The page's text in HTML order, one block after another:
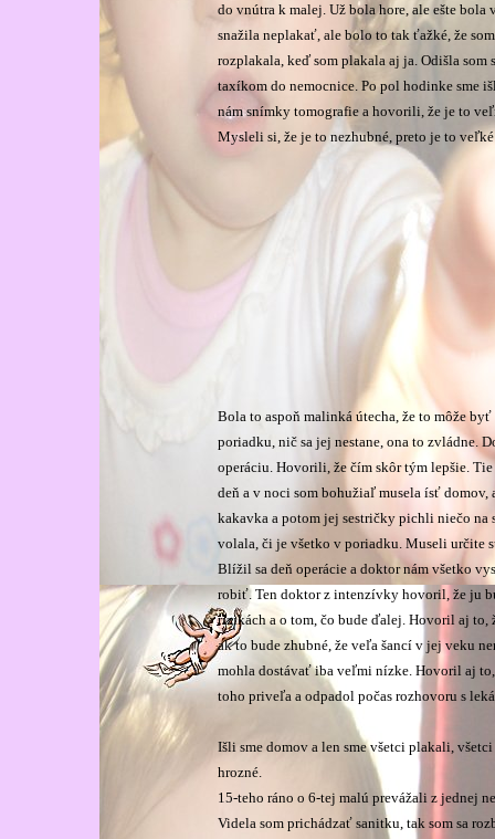
do vnútra k malej. Už bola hore, ale ešte bola
snažila neplakať, ale bolo to tak ťažké, že
rozplakala, keď som plakala aj ja. Odišla
taxíkom do nemocnice. Po pol hodinke sme
nám snímky tomografie a hovorili, že je to
Mysleli si, že je to nezhubné, preto je to
Bola to aspoň malinká útecha, že to môže
poriadku, nič sa jej nestane, ona to zvládne.
operáciu. Hovorili, že čím skôr tým lepšie.
deň a v noci som bohužiaľ musela ísť
kakavka a potom jej sestričky pichli niečo na
volala, či je všetko v poriadku. Museli určite
Blížil sa deň operácie a doktor nám všetko
robiť. Ten doktor z intenzívky hovoril, že ju
rizikách a o tom, čo bude ďalej. Hovoril aj to,
ak to bude zhubné, že veľa šancí v jej veku
mohla dostávať iba veľmi nízke. Hovoril aj to,
toho priveľa a odpadol počas rozhovoru s
Išli sme domov a len sme všetci plakali,
hrozné.
15-teho ráno o 6-tej malú prevážali z jednej
Videla som prichádzať sanitku, tak som sa